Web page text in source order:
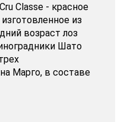
Classe - красное
из
возраст лоз
Шато
Марго, в составе